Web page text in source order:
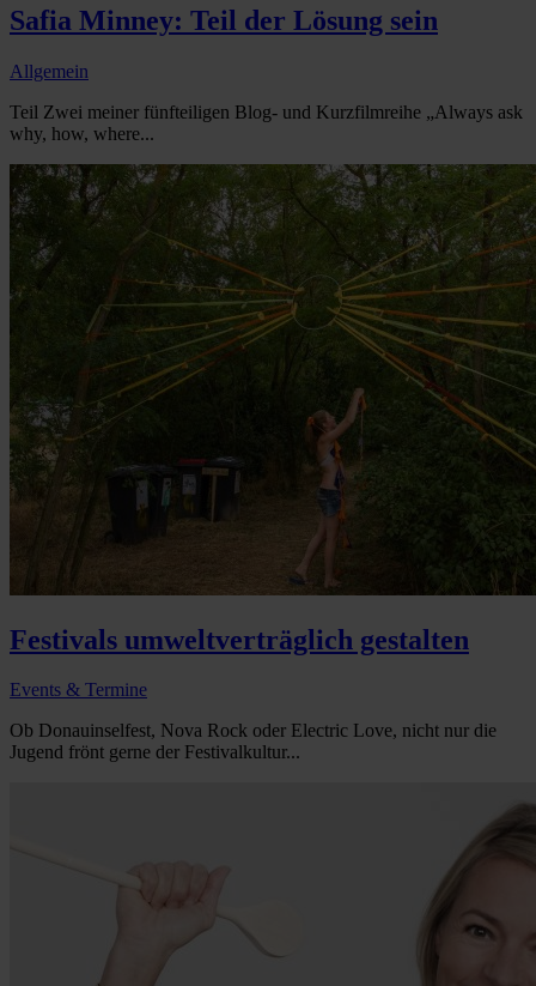
Safia Minney: Teil der Lösung sein
Allgemein
Teil Zwei meiner fünfteiligen Blog- und Kurzfilmreihe „Always ask
why, how, where...
Festivals umweltverträglich gestalten
Events & Termine
Ob Donauinselfest, Nova Rock oder Electric Love, nicht nur die
Jugend frönt gerne der Festivalkultur...